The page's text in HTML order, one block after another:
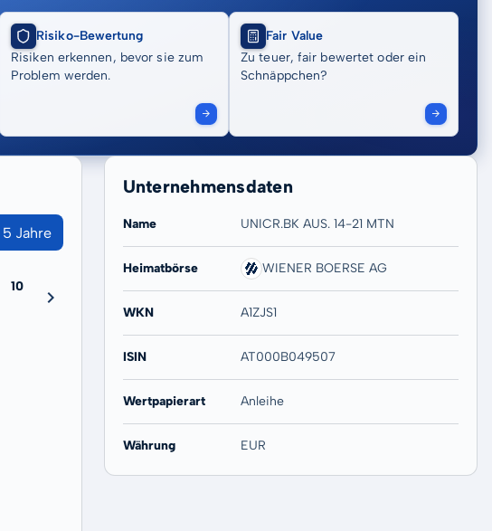
Risiko-Bewertung
Risiken erkennen, bevor sie zum
Problem werden.
Fair Value
Zu teuer, fair bewertet oder ein
Schnäppchen?
5 Jahre
10 Jahre
-
Unternehmensdaten
Name UNICR.BK AUS. 14-21 MTN
Heimatbörse WIENER BOERSE AG
WKN A1ZJS1
ISIN AT000B049507
Wertpapierart Anleihe
Währung EUR